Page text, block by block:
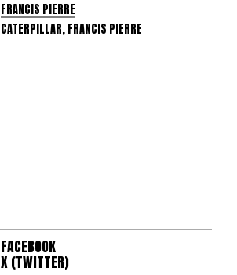
FRANCIS PIERRE
CATERPILLAR, FRANCIS PIERRE
FACEBOOK
X (TWITTER)